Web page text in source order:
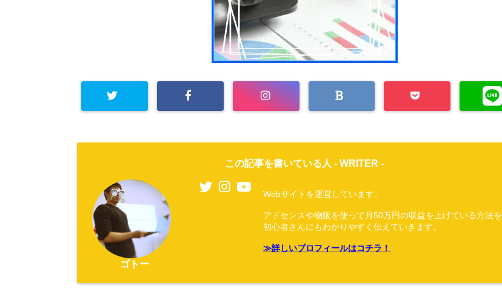
この記事を書いている人 - WRITER -
ゴトー
Webサイトを運営しています。
アドセンスや物販を使って月50万円の収益を上げている方法を
初心者さんにもわかりやすく伝えていきます。
≫詳しいプロフィールはコチラ！